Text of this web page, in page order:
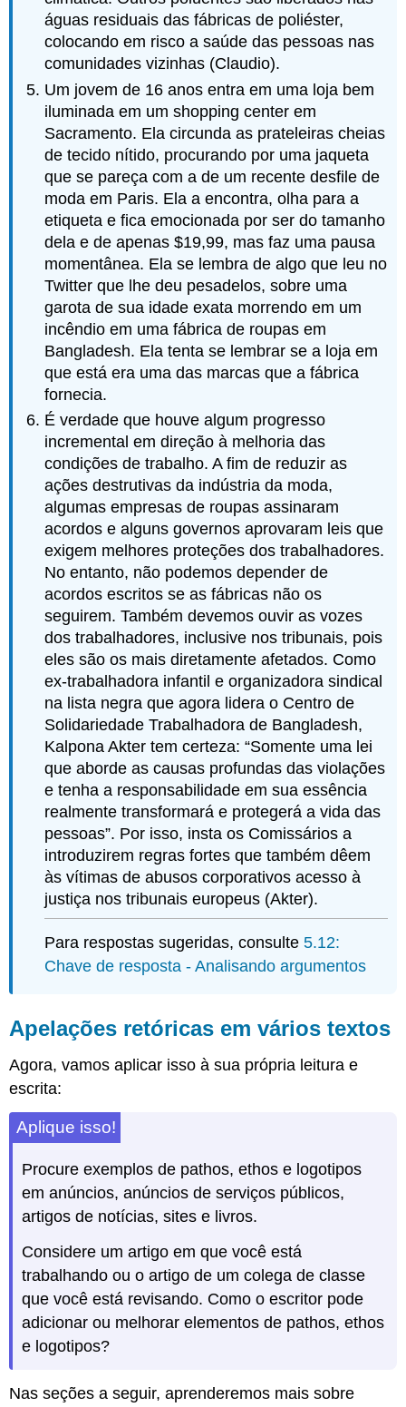
águas residuais das fábricas de poliéster,
colocando em risco a saúde das pessoas nas
comunidades vizinhas (Claudio).
Um jovem de 16 anos entra em uma loja bem
iluminada em um shopping center em
Sacramento. Ela circunda as prateleiras cheias
de tecido nítido, procurando por uma jaqueta
que se pareça com a de um recente desfile de
moda em Paris. Ela a encontra, olha para a
etiqueta e fica emocionada por ser do tamanho
dela e de apenas $19,99, mas faz uma pausa
momentânea. Ela se lembra de algo que leu no
Twitter que lhe deu pesadelos, sobre uma
garota de sua idade exata morrendo em um
incêndio em uma fábrica de roupas em
Bangladesh. Ela tenta se lembrar se a loja em
que está era uma das marcas que a fábrica
fornecia.
É verdade que houve algum progresso
incremental em direção à melhoria das
condições de trabalho. A fim de reduzir as
ações destrutivas da indústria da moda,
algumas empresas de roupas assinaram
acordos e alguns governos aprovaram leis que
exigem melhores proteções dos trabalhadores.
No entanto, não podemos depender de
acordos escritos se as fábricas não os
seguirem. Também devemos ouvir as vozes
dos trabalhadores, inclusive nos tribunais, pois
eles são os mais diretamente afetados. Como
ex-trabalhadora infantil e organizadora sindical
na lista negra que agora lidera o Centro de
Solidariedade Trabalhadora de Bangladesh,
Kalpona Akter tem certeza: “Somente uma lei
que aborde as causas profundas das violações
e tenha a responsabilidade em sua essência
realmente transformará e protegerá a vida das
pessoas”. Por isso, insta os Comissários a
introduzirem regras fortes que também dêem
às vítimas de abusos corporativos acesso à
justiça nos tribunais europeus (Akter).
Para respostas sugeridas, consulte5.12:
Chave de resposta - Analisando argumentos
Apelações retóricas em vários textos
Agora, vamos aplicar isso à sua própria leitura e
escrita:
Aplique isso!
Procure exemplos de pathos, ethos e logotipos
em anúncios, anúncios de serviços públicos,
artigos de notícias, sites e livros.
Considere um artigo em que você está
trabalhando ou o artigo de um colega de classe
que você está revisando. Como o escritor pode
adicionar ou melhorar elementos de pathos, ethos
e logotipos?
Nas seções a seguir, aprenderemos mais sobre